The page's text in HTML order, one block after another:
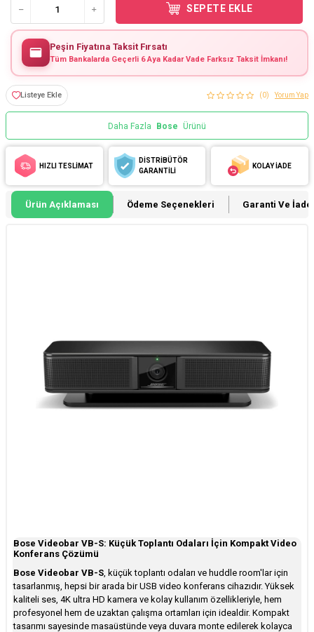
SEPETE EKLE
Peşin Fiyatına Taksit Fırsatı
Tüm Bankalarda Geçerli 6 Aya Kadar Vade Farksız Taksit İmkanı!
Listeye Ekle (0) Yorum Yap
Daha Fazla Bose Ürünü
HIZLI TESLİMAT
DİSTRİBÜTÖR
GARANTİLİ
KOLAY İADE
Ürün Açıklaması Ödeme Seçenekleri Garanti Ve İade
Bose Videobar VB-S: Küçük Toplantı Odaları İçin Kompakt Video
Konferans Çözümü
Bose Videobar VB-S , küçük toplantı odaları ve huddle room'lar için
tasarlanmış, hepsi bir arada bir USB video konferans cihazıdır. Yüksek
kaliteli ses, 4K ultra HD kamera ve kolay kullanım özellikleriyle, hem
profesyonel hem de uzaktan çalışma ortamları için idealdir. Kompakt
tasarımı sayesinde masaüstünde veya duvara monte edilerek kolayca